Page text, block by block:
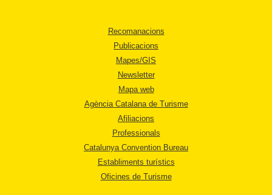
Recomanacions
Publicacions
Mapes/GIS
Newsletter
Mapa web
Agència Catalana de Turisme
Afiliacions
Professionals
Catalunya Convention Bureau
Establiments turístics
Oficines de Turisme